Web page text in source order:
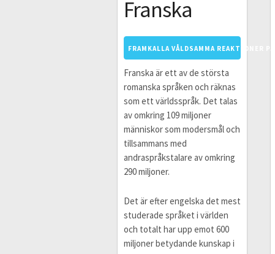
Franska
FRAMKALLA VÅLDSAMMA REAKTIONER
Franska är ett av de största
romanska språken och räknas
som ett världsspråk. Det talas
av omkring 109 miljoner
människor som modersmål och
tillsammans med
andraspråkstalare av omkring
290 miljoner.
Det är efter engelska det mest
studerade språket i världen
och totalt har upp emot 600
miljoner betydande kunskap i